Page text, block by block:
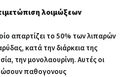
λοιμώξεων
απαρτίζει το 50% των λιπαρών
κατά την διάρκεια της
την μονολαουρίνη. Αυτές οι
παθογονους